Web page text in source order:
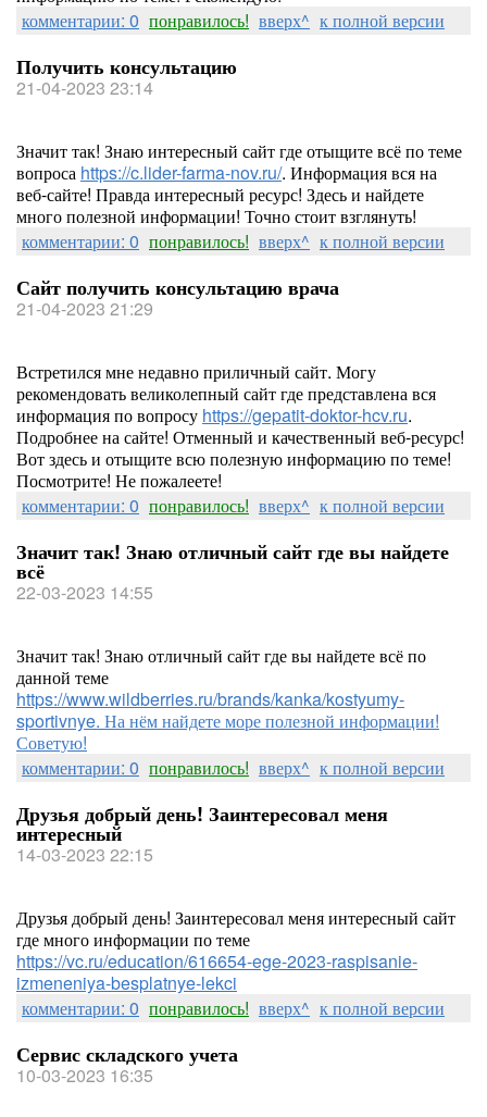
комментарии: 0 понравилось! вверх^ к полной версии
Получить консультацию
21-04-2023 23:14
Значит так! Знаю интересный сайт где отыщите всё по теме
вопроса https://c.lider-farma-nov.ru/. Информация вся на
веб-сайте! Правда интересный ресурс! Здесь и найдете
много полезной информации! Точно стоит взглянуть!
комментарии: 0 понравилось! вверх^ к полной версии
Сайт получить консультацию врача
21-04-2023 21:29
Встретился мне недавно приличный сайт. Могу
рекомендовать великолепный сайт где представлена вся
информация по вопросу https://gepatit-doktor-hcv.ru.
Подробнее на сайте! Отменный и качественный веб-ресурс!
Вот здесь и отыщите всю полезную информацию по теме!
Посмотрите! Не пожалеете!
комментарии: 0 понравилось! вверх^ к полной версии
Значит так! Знаю отличный сайт где вы найдете
всё
22-03-2023 14:55
Значит так! Знаю отличный сайт где вы найдете всё по
данной теме
https://www.wildberries.ru/brands/kanka/kostyumy-
sportivnye. На нём найдете море полезной информации!
Советую!
комментарии: 0 понравилось! вверх^ к полной версии
Друзья добрый день! Заинтересовал меня
интересный
14-03-2023 22:15
Друзья добрый день! Заинтересовал меня интересный сайт
где много информации по теме
https://vc.ru/education/616654-ege-2023-raspisanie-
izmeneniya-besplatnye-lekci
комментарии: 0 понравилось! вверх^ к полной версии
Сервис складского учета
10-03-2023 16:35